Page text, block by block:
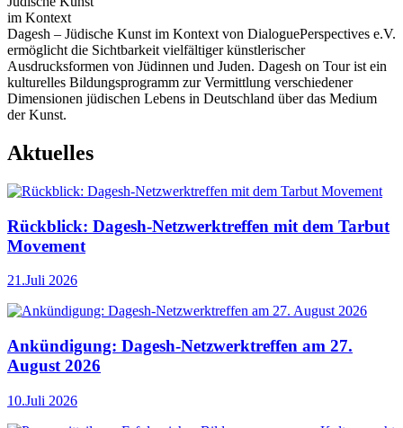
im Kontext
Dagesh – Jüdische Kunst im Kontext von DialoguePerspectives e.V.
ermöglicht die Sichtbarkeit vielfältiger künstlerischer
Ausdrucksformen von Jüdinnen und Juden. Dagesh on Tour ist ein
kulturelles Bildungsprogramm zur Vermittlung verschiedener
Dimensionen jüdischen Lebens in Deutschland über das Medium
der Kunst.
Aktuelles
Rückblick: Dagesh-Netzwerktreffen mit dem Tarbut
Movement
21.Juli 2026
Ankündigung: Dagesh-Netzwerktreffen am 27.
August 2026
10.Juli 2026